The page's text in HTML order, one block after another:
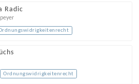
Radic
Ordnungswidrigkeitenrecht